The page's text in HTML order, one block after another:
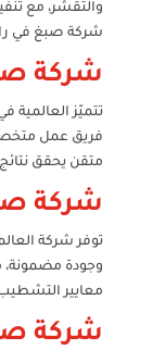
والتقشر، مع
شركة صبغ في
شركة
تتميّز العالمية
فريق عمل
متقن يحقق
شركة
توفر شركة
وجودة مضمونة،
معايير
شركة